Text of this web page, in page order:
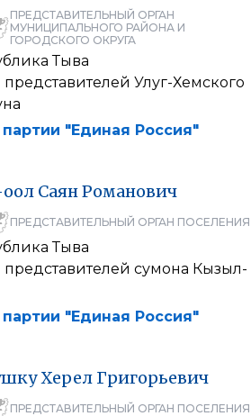
ПРЕДСТАВИТЕЛЬНЫЙ ОРГАН
МУНИЦИПАЛЬНОГО РАЙОНА И
ГОРОДСКОГО ОКРУГА
Тыва
представителей Улуг-Хемского
"Единая Россия"
СаянРоманович
ПРЕДСТАВИТЕЛЬНЫЙ ОРГАН ПОСЕЛЕНИЯ
Тыва
представителей сумона Кызыл-
"Единая Россия"
Херел Григорьевич
ПРЕДСТАВИТЕЛЬНЫЙ ОРГАН ПОСЕЛЕНИЯ